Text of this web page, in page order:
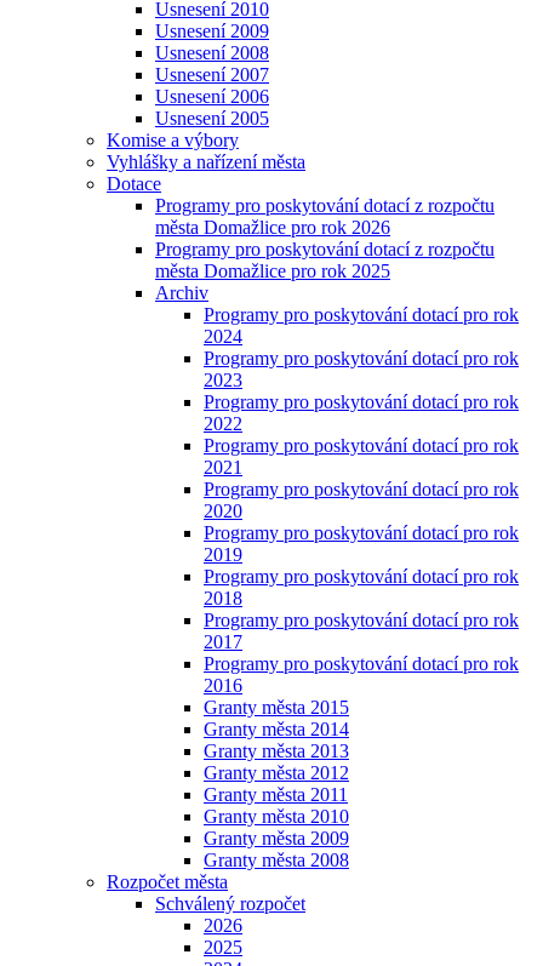
Usnesení 2010
Usnesení 2009
Usnesení 2008
Usnesení 2007
Usnesení 2006
Usnesení 2005
Komise a výbory
Vyhlášky a nařízení města
Dotace
Programy pro poskytování dotací z rozpočtu
města Domažlice pro rok 2026
Programy pro poskytování dotací z rozpočtu
města Domažlice pro rok 2025
Archiv
Programy pro poskytování dotací pro rok
2024
Programy pro poskytování dotací pro rok
2023
Programy pro poskytování dotací pro rok
2022
Programy pro poskytování dotací pro rok
2021
Programy pro poskytování dotací pro rok
2020
Programy pro poskytování dotací pro rok
2019
Programy pro poskytování dotací pro rok
2018
Programy pro poskytování dotací pro rok
2017
Programy pro poskytování dotací pro rok
2016
Granty města 2015
Granty města 2014
Granty města 2013
Granty města 2012
Granty města 2011
Granty města 2010
Granty města 2009
Granty města 2008
Rozpočet města
Schválený rozpočet
2026
2025